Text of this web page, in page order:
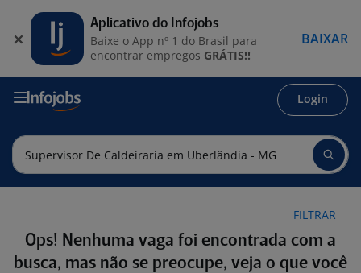
Login
FILTRAR
Ops! Nenhuma vaga foi encontrada com a
busca, mas não se preocupe, veja o que você
Aplicativo do Infojobs
Baixe o App nº 1 do Brasil para
encontrar empregos GRÁTIS!!
BAIXAR